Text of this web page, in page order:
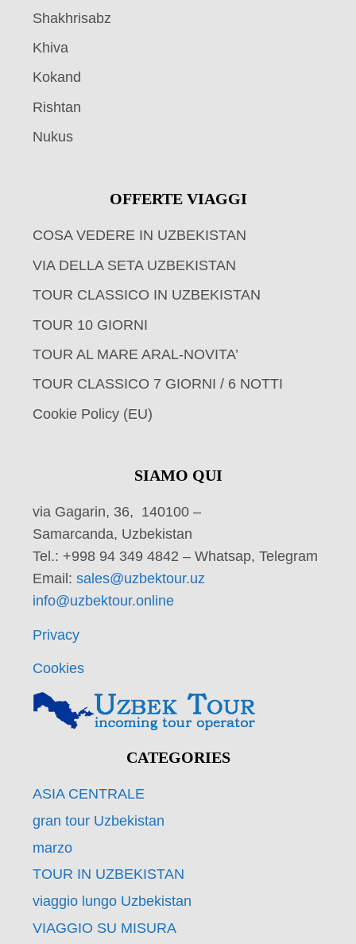
Shakhrisabz
Khiva
Kokand
Rishtan
Nukus
OFFERTE VIAGGI
COSA VEDERE IN UZBEKISTAN
VIA DELLA SETA UZBEKISTAN
TOUR CLASSICO IN UZBEKISTAN
TOUR 10 GIORNI
TOUR AL MARE ARAL-NOVITA’
TOUR CLASSICO 7 GIORNI / 6 NOTTI
Cookie Policy (EU)
SIAMO QUI
via Gagarin, 36, 140100 –
Samarcanda, Uzbekistan
Tel.: +998 94 349 4842 – Whatsap, Telegram
Email: sales@uzbektour.uz
info@uzbektour.online
Privacy
Cookies
CATEGORIES
ASIA CENTRALE
gran tour Uzbekistan
marzo
TOUR IN UZBEKISTAN
viaggio lungo Uzbekistan
VIAGGIO SU MISURA